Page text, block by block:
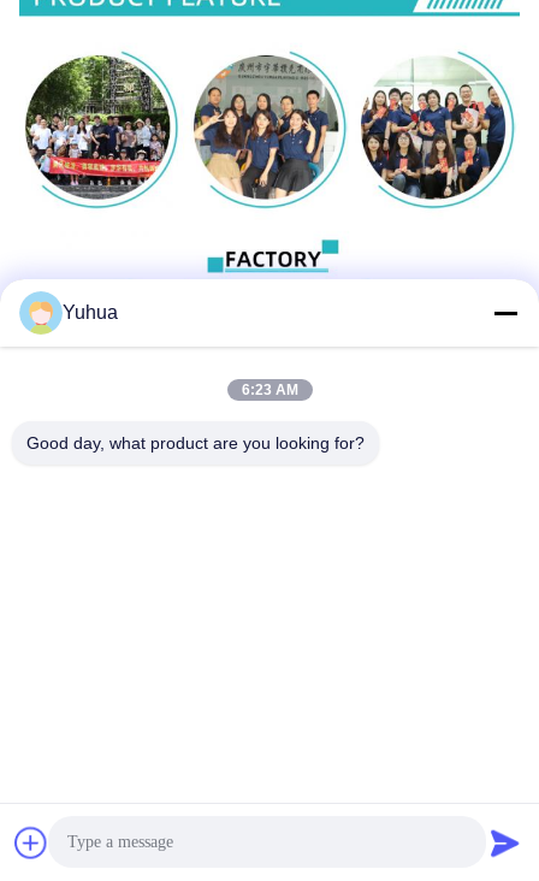
Yuhua
6:23 AM
Good day, what product are you looking for?